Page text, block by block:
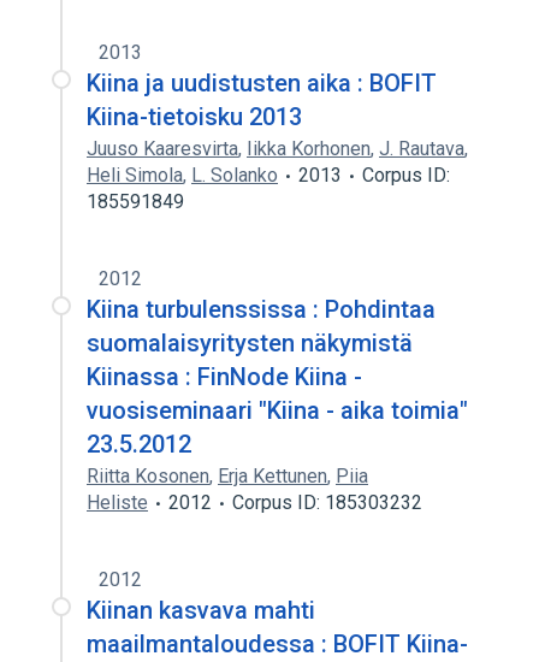
2013
Kiina ja uudistusten aika : BOFIT
Kiina-tietoisku 2013
Juuso Kaaresvirta, Iikka Korhonen, J. Rautava,
Heli Simola, L. Solanko 2013
Corpus ID:
185591849
2012
Kiina turbulenssissa : Pohdintaa
suomalaisyritysten näkymistä
Kiinassa : FinNode Kiina -
vuosiseminaari "Kiina - aika toimia"
23.5.2012
Riitta Kosonen, Erja Kettunen, Piia
Heliste
2012 Corpus ID: 185303232
2012
Kiinan kasvava mahti
maailmantaloudessa : BOFIT Kiina-